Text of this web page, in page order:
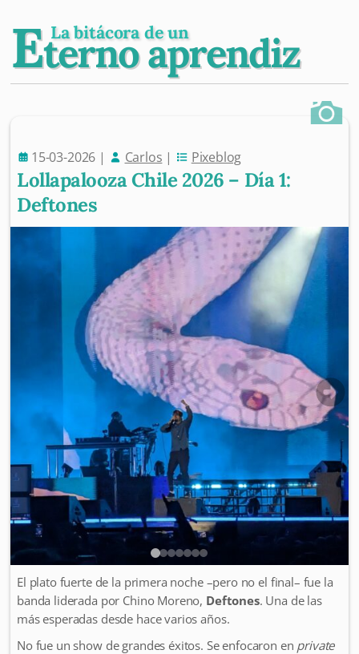
Eterno aprendiz
La bitácora de un
15-03-2026 | Carlos | Pixeblog
Lollapalooza Chile 2026 – Día 1:
Deftones
El plato fuerte de la primera noche –pero no el final– fue la
banda liderada por Chino Moreno, Deftones. Una de las
más esperadas desde hace varios años.
No fue un show de grandes éxitos. Se enfocaron en private